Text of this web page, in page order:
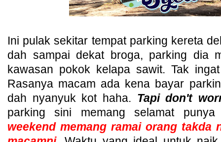
Ini pulak sekitar tempat parking kereta
dah sampai dekat broga, parking dia
kawasan pokok kelapa sawit. Tak
Rasanya macam ada kena bayar
dah nyanyuk kot haha. Tapi don't
parking sini memang selamat
weekend memang ramai orang takda